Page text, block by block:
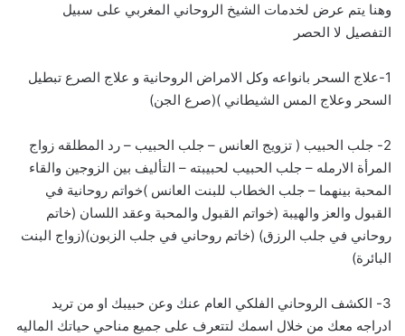
وهنا يتم عرض لخدمات الشيخ الروحاني المغربي على سبيل
التفصيل لا الحصر
1-علاج السحر بانواعه وكل الامراض الروحانية و علاج الصرع تبطيل
السحر وعلاج المس الشيطاني )(صرع الجن)
2- جلب الحبيب ( تزويج العانس – جلب الحبيب – رد المطلقه زواج
المرأة الارمله – جلب الحبيب لحبيبته – التأليف بين الزوجين والقاء
المحبة بينهما – جلب الخطاب للبنت العانس )خواتم روحانية في
القبول والعز والهيبة (خواتم القبول والمحبة وعقد اللسان (خاتم
روحاني في جلب الرزق) (خاتم روحاني في جلب الزبون)(زواج البنت
البائرة)
3- الكشف الروحاني الفلكي العام عنك وعن حبيبك او من تريد
ادراجه معك من خلال اسمك لتتعرف على جميع مناحي حياتك الماليه